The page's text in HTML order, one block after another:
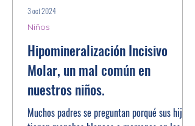
Hipomineralización Incisivo
Molar, un mal común en
nuestros niños.
Muchos padres se preguntan porqué sus hijos
Niños
3 oct 2024